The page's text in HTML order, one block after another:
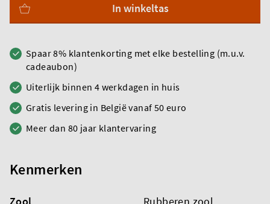
In winkeltas
Spaar 8% klantenkorting met elke bestelling (m.u.v.
cadeaubon)
Uiterlijk binnen 4 werkdagen in huis
Gratis levering in België vanaf 50 euro
Meer dan 80 jaar klantervaring
Kenmerken
Zool Rubberen zool